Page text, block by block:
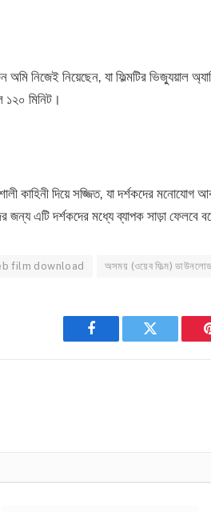
অমি নিজেই নিয়েছেন, যা ফিল্মটির
১২০ মিনিট।
কাহিনী দিয়ে সজ্জিত, যা দর্শকদের
জন্য এটি দর্শকদের মধ্যে ব্যাপক সাড়া ফেলবে
film download অসময় (ওয়েব ফিল্ম) ডাউনলোড
Facebook Twitter